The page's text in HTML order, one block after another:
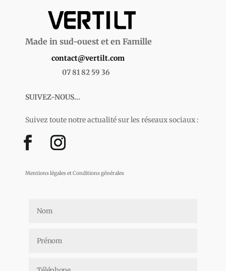
Made in sud-ouest et en Famille
contact@vertilt.com
07 81 82 59 36
SUIVEZ-NOUS...
Suivez toute notre actualité sur les réseaux sociaux :
Mentions légales et Conditions générales